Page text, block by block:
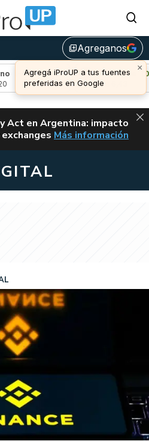
library_addAgreganos
×
Agregá iProUP a tus fuentes
preferidas en Google
1,73%)
Avalanche
u$s 6,43
ALERTA
Act en Argentina: impacto
CLARITY ACT EN
Más información